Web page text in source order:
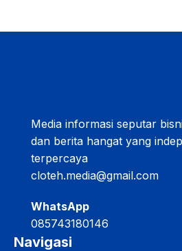
Media informasi seputar
dan berita hangat yang
terpercaya
cloteh.media@gmail.com
WhatsApp
085743180146
Navigasi